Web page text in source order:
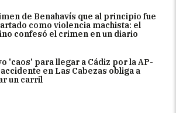
de Benahavís que al principio fue
como violencia machista: el
confesó el crimen en un diario
'caos' para llegar a Cádiz por la AP-
accidente en Las Cabezas obliga a
un carril